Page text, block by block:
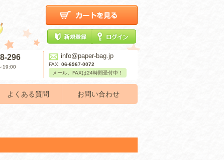
296
19:00
info@paper-bag.jp
FAX: 06-6967-0072
メール、FAXは24時間受付中！
よくある質問 お問い合わせ